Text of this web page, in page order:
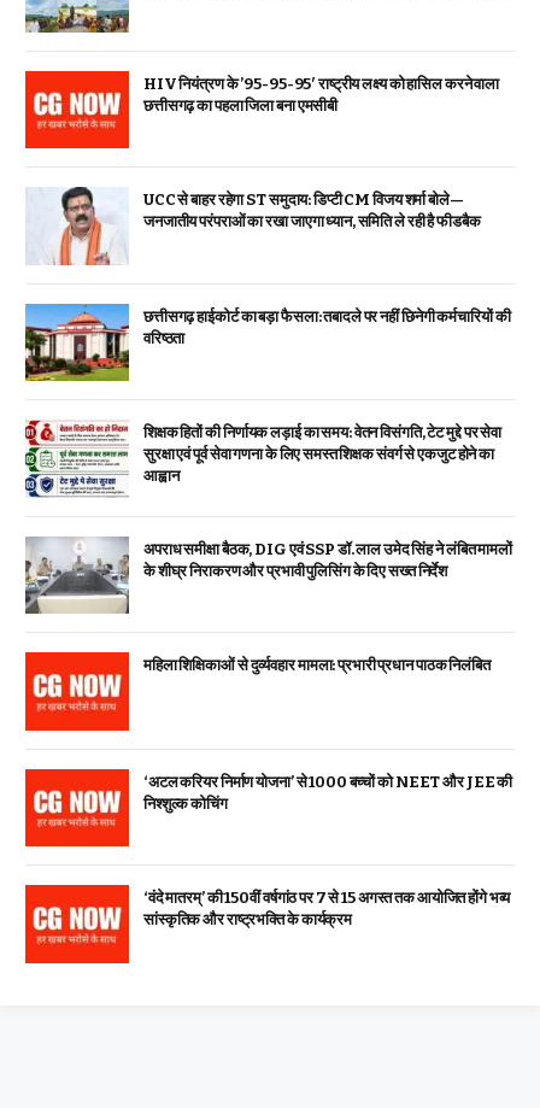
HIV नियंत्रण के ’95-95-95′ राष्ट्रीय लक्ष्य को हासिल करने वाला
छत्तीसगढ़ का पहला जिला बना एमसीबी
UCC से बाहर रहेगा ST समुदाय: डिप्टी CM विजय शर्मा बोले—
जनजातीय परंपराओं का रखा जाएगा ध्यान, समिति ले रही है फीडबैक
छत्तीसगढ़ हाईकोर्ट का बड़ा फैसला: तबादले पर नहीं छिनेगी कर्मचारियों की
वरिष्ठता
शिक्षक हितों की निर्णायक लड़ाई का समय: वेतन विसंगति, टेट मुद्दे पर सेवा
सुरक्षा एवं पूर्व सेवा गणना के लिए समस्त शिक्षक संवर्ग से एकजुट होने का
आह्वान
अपराध समीक्षा बैठक, DIG एवं SSP डॉ. लाल उमेद सिंह ने लंबित मामलों
के शीघ्र निराकरण और प्रभावी पुलिसिंग के दिए सख्त निर्देश
महिला शिक्षिकाओं से दुर्व्यवहार मामला: प्रभारी प्रधान पाठक निलंबित
‘अटल करियर निर्माण योजना’ से 1000 बच्चों को NEET और JEE की
निश्शुल्क कोचिंग
‘वंदे मातरम्’ की 150वीं वर्षगांठ पर 7 से 15 अगस्त तक आयोजित होंगे भव्य
सांस्कृतिक और राष्ट्रभक्ति के कार्यक्रम